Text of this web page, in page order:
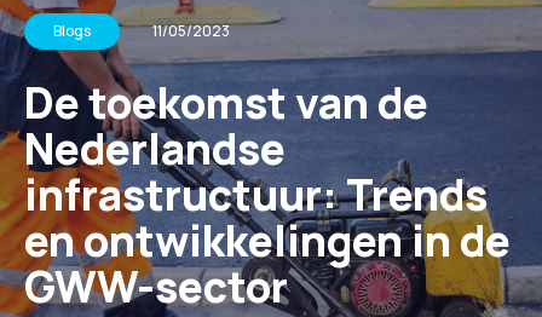
Blogs 11/05/2023
De toekomst van de
Nederlandse
infrastructuur: Trends
en ontwikkelingen in de
GWW-sector